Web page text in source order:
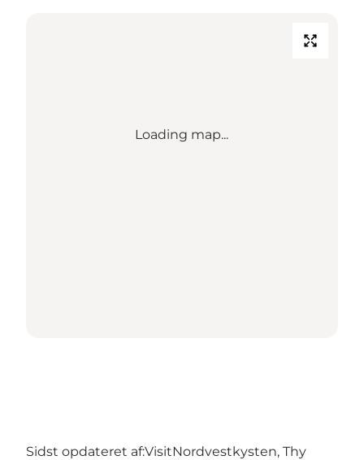
Loading map...
Sidst opdateret af:VisitNordvestkysten, Thy